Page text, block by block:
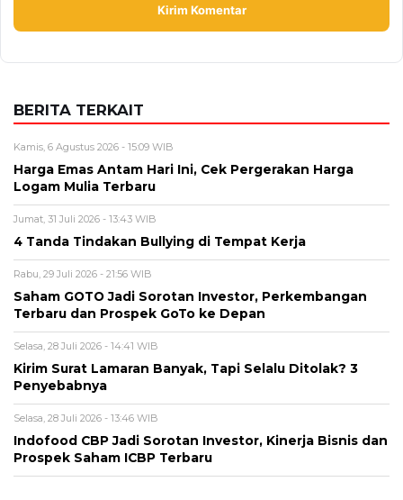
BERITA TERKAIT
Kamis, 6 Agustus 2026 - 15:09 WIB
Harga Emas Antam Hari Ini, Cek Pergerakan Harga
Logam Mulia Terbaru
Jumat, 31 Juli 2026 - 13:43 WIB
4 Tanda Tindakan Bullying di Tempat Kerja
Rabu, 29 Juli 2026 - 21:56 WIB
Saham GOTO Jadi Sorotan Investor, Perkembangan
Terbaru dan Prospek GoTo ke Depan
Selasa, 28 Juli 2026 - 14:41 WIB
Kirim Surat Lamaran Banyak, Tapi Selalu Ditolak? 3
Penyebabnya
Selasa, 28 Juli 2026 - 13:46 WIB
Indofood CBP Jadi Sorotan Investor, Kinerja Bisnis dan
Prospek Saham ICBP Terbaru